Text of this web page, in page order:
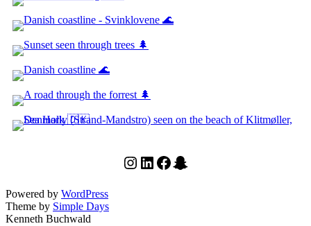
Instagram
LinkedIn
Facebook
Snapchat
Powered by WordPress
Theme by Simple Days
Kenneth Buchwald